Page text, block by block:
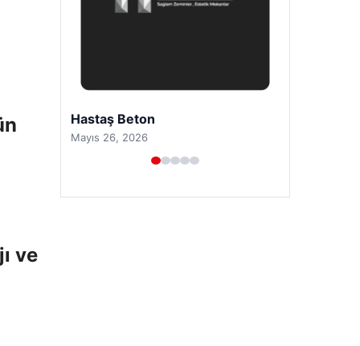
ve
Prenses Night Club
Nisan 29, 2026